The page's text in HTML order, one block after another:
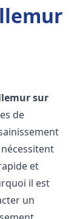
sur
de
et
il est
un